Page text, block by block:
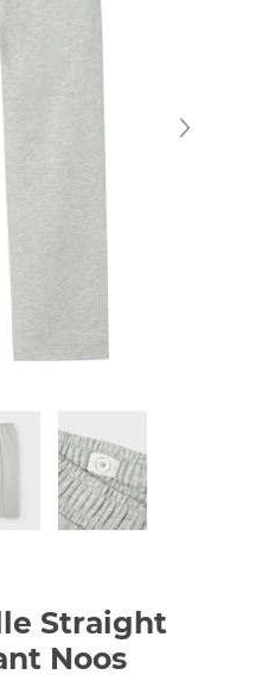
Straight
Noos